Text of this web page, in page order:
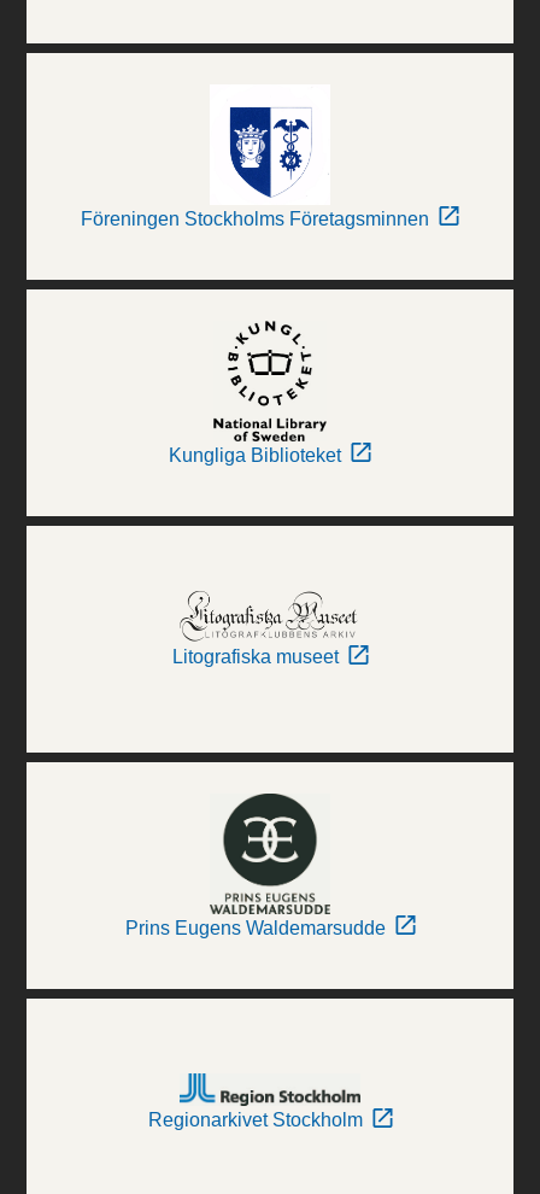
Föreningen Stockholms Företagsminnen
Kungliga Biblioteket
Litografiska museet
Prins Eugens Waldemarsudde
Regionarkivet Stockholm